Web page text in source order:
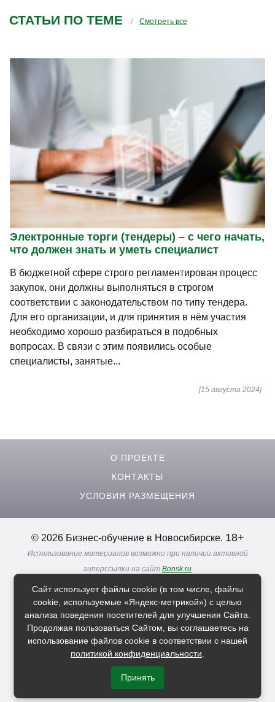
СТАТЬИ ПО ТЕМЕ Смотреть все
Электронные торги (тендеры) – с чего начать,
что должен знать и уметь специалист
В бюджетной сфере строго регламентирован процесс
закупок, они должны выполняться в строгом
соответствии с законодательством по типу тендера.
Для его организации, и для принятия в нём участия
необходимо хорошо разбираться в подобных
вопросах. В связи с этим появились особые
специалисты, занятые...
[15 августа 2024]
О ПРОЕКТЕ
КОНТАКТЫ
УСЛОВИЯ РАЗМЕЩЕНИЯ
© 2026 Бизнес-обучение в Новосибирске. 18+
Использование материалов возможно при наличии активной
гиперссылки на сайт Bonsk.ru
Политика в отношении
обработки персональных данных
Расскажи друзьям о нас
Сайт использует файлы cookie (в том числе, файлы
cookie, используемые «Яндекс-метрикой») с целью
анализа поведения посетителей для улучшения Сайта.
Продолжая пользоваться Сайтом, вы соглашаетесь на
использование файлов cookie в соответствии с нашей
политикой конфиденциальности
Принять